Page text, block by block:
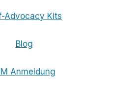
Advocacy Kits
Blog
Anmeldung